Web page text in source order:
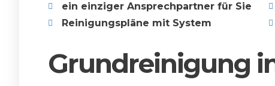
ein einziger Ansprechpartner für Sie
Reinigungspläne mit System
Grundreinigung